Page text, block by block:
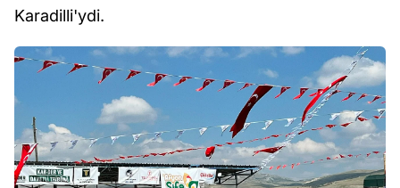
Karadilli'ydi.